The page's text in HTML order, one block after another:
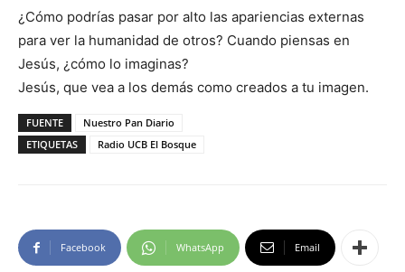
¿Cómo podrías pasar por alto las apariencias externas
para ver la humanidad de otros? Cuando piensas en
Jesús, ¿cómo lo imaginas?
Jesús, que vea a los demás como creados a tu imagen.
FUENTE
Nuestro Pan Diario
ETIQUETAS
Radio UCB El Bosque
Facebook WhatsApp Email